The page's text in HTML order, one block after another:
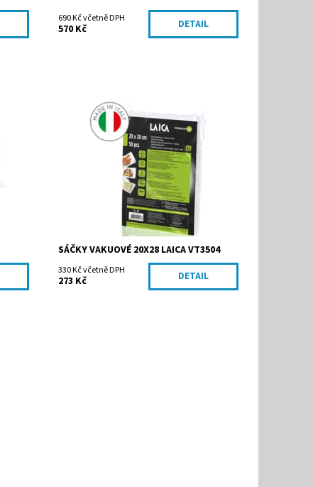
690 Kč včetně DPH
570 Kč DETAIL
Dostupnost:
Na dotaz
VT3504
Laica S.p.A.
SÁČKY VAKUOVÉ 20X28 LAICA VT3504
330 Kč včetně DPH
273 Kč DETAIL